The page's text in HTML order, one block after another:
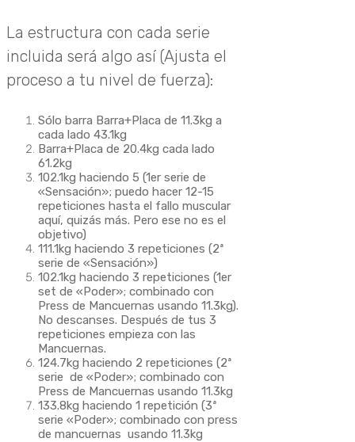
La estructura con cada serie
incluida será algo así (Ajusta el
proceso a tu nivel de fuerza):
Sólo barra Barra+Placa de 11.3kg a
cada lado 43.1kg
Barra+Placa de 20.4kg cada lado
61.2kg
102.1kg haciendo 5 (1er serie de
«Sensación»; puedo hacer 12-15
repeticiones hasta el fallo muscular
aquí, quizás más. Pero ese no es el
objetivo)
111.1kg haciendo 3 repeticiones (2ª
serie de «Sensación»)
102.1kg haciendo 3 repeticiones (1er
set de «Poder»; combinado con
Press de Mancuernas usando 11.3kg).
No descanses. Después de tus 3
repeticiones empieza con las
Mancuernas.
124.7kg haciendo 2 repeticiones (2ª
serie de «Poder»; combinado con
Press de Mancuernas usando 11.3kg
133.8kg haciendo 1 repetición (3ª
serie «Poder»; combinado con press
de mancuernas usando 11.3kg